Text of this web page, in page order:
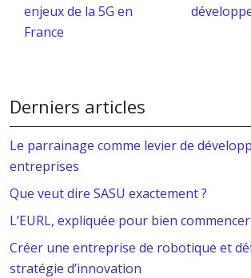
enjeux de la 5G en
France
Derniers articles
Le parrainage comme levier de
entreprises
Que veut dire SASU exactement ?
L’EURL, expliquée pour bien commencer
Créer une entreprise de robotique et
stratégie d’innovation